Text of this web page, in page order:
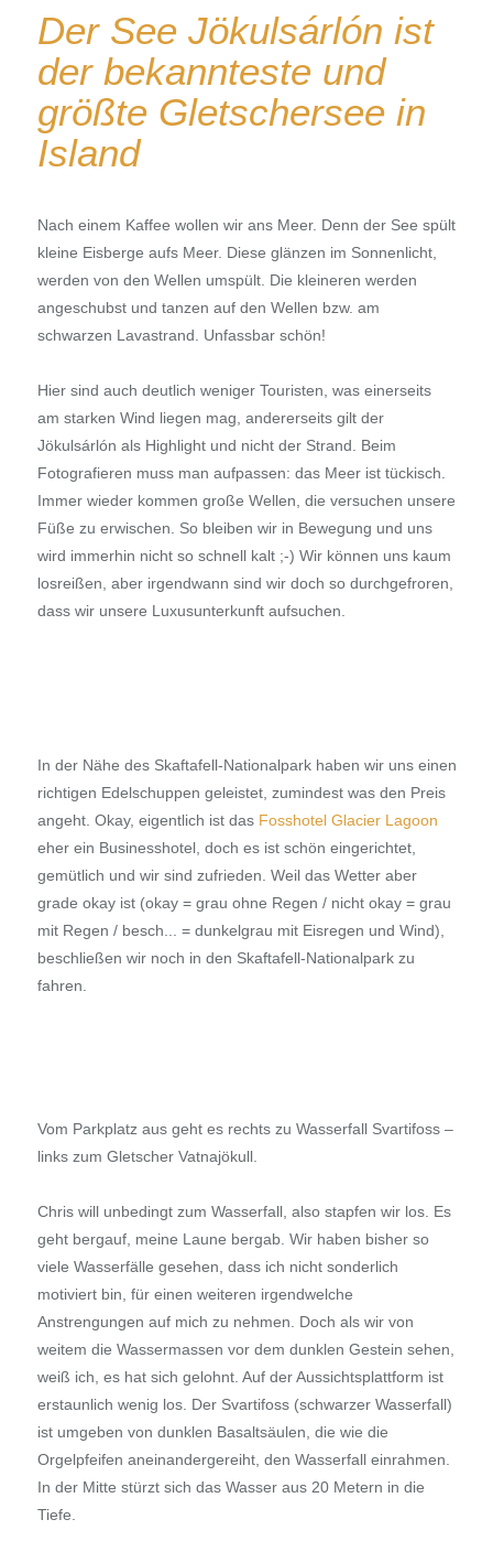
Der See Jökulsárlón ist
der bekannteste und
größte Gletschersee in
Island
Nach einem Kaffee wollen wir ans Meer. Denn der See spült
kleine Eisberge aufs Meer. Diese glänzen im Sonnenlicht,
werden von den Wellen umspült. Die kleineren werden
angeschubst und tanzen auf den Wellen bzw. am
schwarzen Lavastrand. Unfassbar schön!
Hier sind auch deutlich weniger Touristen, was einerseits
am starken Wind liegen mag, andererseits gilt der
Jökulsárlón als Highlight und nicht der Strand. Beim
Fotografieren muss man aufpassen: das Meer ist tückisch.
Immer wieder kommen große Wellen, die versuchen unsere
Füße zu erwischen. So bleiben wir in Bewegung und uns
wird immerhin nicht so schnell kalt ;-) Wir können uns kaum
losreißen, aber irgendwann sind wir doch so durchgefroren,
dass wir unsere Luxusunterkunft aufsuchen.
In der Nähe des Skaftafell-Nationalpark haben wir uns einen
richtigen Edelschuppen geleistet, zumindest was den Preis
angeht. Okay, eigentlich ist das Fosshotel Glacier Lagoon
eher ein Businesshotel, doch es ist schön eingerichtet,
gemütlich und wir sind zufrieden. Weil das Wetter aber
grade okay ist (okay = grau ohne Regen / nicht okay = grau
mit Regen / besch... = dunkelgrau mit Eisregen und Wind),
beschließen wir noch in den Skaftafell-Nationalpark zu
fahren.
Vom Parkplatz aus geht es rechts zu Wasserfall Svartifoss –
links zum Gletscher Vatnajökull.
Chris will unbedingt zum Wasserfall, also stapfen wir los. Es
geht bergauf, meine Laune bergab. Wir haben bisher so
viele Wasserfälle gesehen, dass ich nicht sonderlich
motiviert bin, für einen weiteren irgendwelche
Anstrengungen auf mich zu nehmen. Doch als wir von
weitem die Wassermassen vor dem dunklen Gestein sehen,
weiß ich, es hat sich gelohnt. Auf der Aussichtsplattform ist
erstaunlich wenig los. Der Svartifoss (schwarzer Wasserfall)
ist umgeben von dunklen Basaltsäulen, die wie die
Orgelpfeifen aneinandergereiht, den Wasserfall einrahmen.
In der Mitte stürzt sich das Wasser aus 20 Metern in die
Tiefe.